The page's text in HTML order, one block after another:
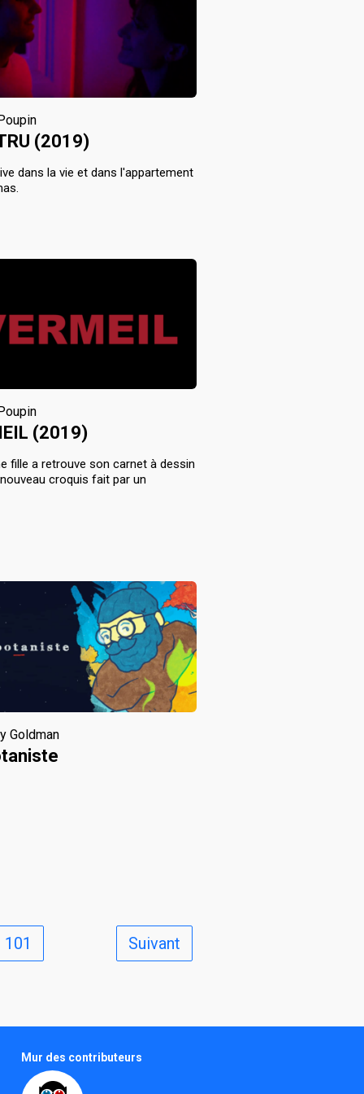
(2019)
dans la vie et dans l'appartement
(2019)
fille a retrouve son carnet à dessin
croquis fait par un
Goldman
101 Suivant
Mur des contributeurs